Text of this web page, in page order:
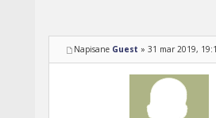
Napisane Guest » 31 mar 2019,